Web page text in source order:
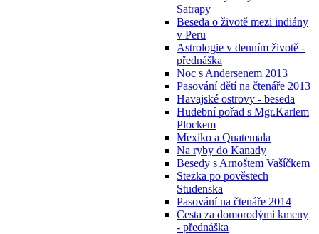
Satrapy
Beseda o životě mezi indiány
v Peru
Astrologie v denním životě -
přednáška
Noc s Andersenem 2013
Pasování dětí na čtenáře 2013
Havajské ostrovy - beseda
Hudební pořad s Mgr.Karlem
Plockem
Mexiko a Quatemala
Na ryby do Kanady
Besedy s Arnoštem Vašíčkem
Stezka po pověstech
Studenska
Pasování na čtenáře 2014
Cesta za domorodými kmeny
- přednáška